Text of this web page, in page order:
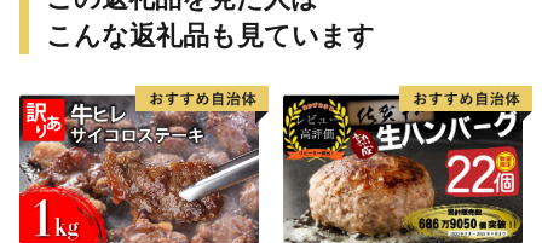
こんな返礼品も見ています